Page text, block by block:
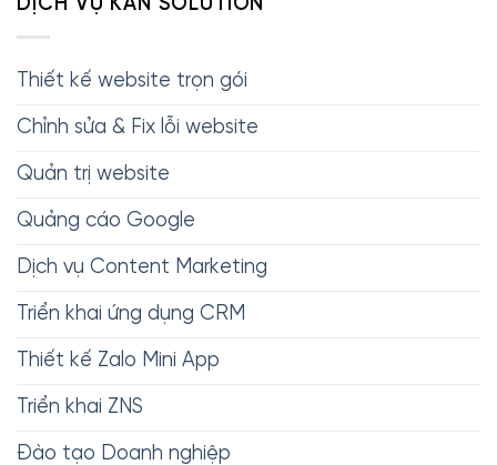
DỊCH VỤ KAN SOLUTION
Thiết kế website trọn gói
Chỉnh sửa & Fix lỗi website
Quản trị website
Quảng cáo Google
Dịch vụ Content Marketing
Triển khai ứng dụng CRM
Thiết kế Zalo Mini App
Triển khai ZNS
Đào tạo Doanh nghiệp